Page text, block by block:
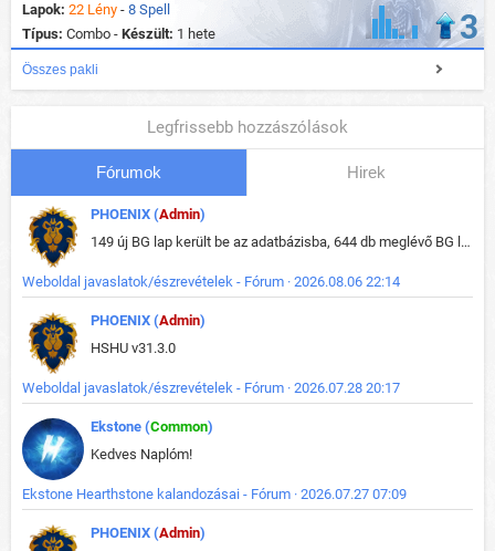
Lapok: 22 Lény - 8 Spell
Típus: Combo - Készült: 1 hete 3
Összes pakli
Legfrissebb hozzászólások
Fórumok Hirek
PHOENIX (Admin)
149 új BG lap került be az adatbázisba, 644 db meglévő BG lap módosult, bekerültek az új képek a megváltozott lapokhoz is.
Weboldal javaslatok/észrevételek - Fórum · 2026.08.06 22:14
PHOENIX (Admin)
HSHU v31.3.0
Weboldal javaslatok/észrevételek - Fórum · 2026.07.28 20:17
Ekstone (Common)
Kedves Naplóm!
Ekstone Hearthstone kalandozásai - Fórum · 2026.07.27 07:09
PHOENIX (Admin)